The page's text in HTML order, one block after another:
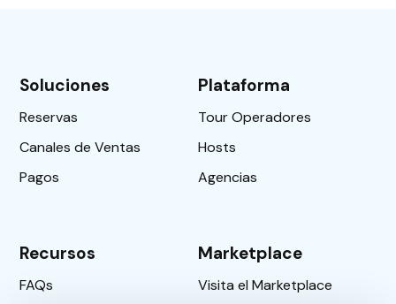
Soluciones
Reservas
Canales de Ventas
Pagos
Plataforma
Tour Operadores
Hosts
Agencias
Recursos
FAQs
Marketplace
Visita el Marketplace